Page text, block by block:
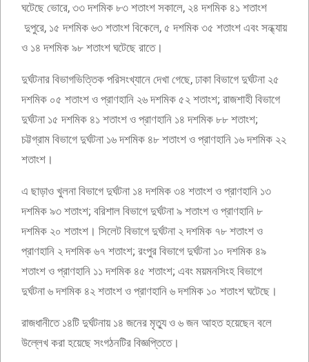
ঘটেছে ভোরে, ৩৩ দশমিক ৮৩ শতাংশ সকালে, ২৪ দশমিক ৪১ শতাংশ
দুপুরে, ১৫ দশমিক ৬৩ শতাংশ বিকেলে, ৫ দশমিক ৩৫ শতাংশ এবং সন্ধ্যায়
ও ১৪ দশমিক ৯৮ শতাংশ ঘটেছে রাতে।
দুর্ঘটনার বিভাগভিত্তিক পরিসংখ্যানে দেখা গেছে, ঢাকা বিভাগে দুর্ঘটনা ২৫
দশমিক ০৫ শতাংশ ও প্রাণহানি ২৬ দশমিক ৫২ শতাংশ; রাজশাহী বিভাগে
দুর্ঘটনা ১৫ দশমিক ৪১ শতাংশ ও প্রাণহানি ১৪ দশমিক ৮৮ শতাংশ;
চট্টগ্রাম বিভাগে দুর্ঘটনা ১৬ দশমিক ৪৮ শতাংশ ও প্রাণহানি ১৬ দশমিক ২২
শতাংশ।
এ ছাড়াও খুলনা বিভাগে দুর্ঘটনা ১৪ দশমিক ৩৪ শতাংশ ও প্রাণহানি ১৩
দশমিক ৯৩ শতাংশ; বরিশাল বিভাগে দুর্ঘটনা ৯ শতাংশ ও প্রাণহানি ৮
দশমিক ২০ শতাংশ। সিলেট বিভাগে দুর্ঘটনা ২ দশমিক ৭৮ শতাংশ ও
প্রাণহানি ২ দশমিক ৬৭ শতাংশ; রংপুর বিভাগে দুর্ঘটনা ১০ দশমিক ৪৯
শতাংশ ও প্রাণহানি ১১ দশমিক ৪৫ শতাংশ; এবং ময়মনসিংহ বিভাগে
দুর্ঘটনা ৬ দশমিক ৪২ শতাংশ ও প্রাণহানি ৬ দশমিক ১০ শতাংশ ঘটেছে।
রাজধানীতে ১৪টি দুর্ঘটনায় ১৪ জনের মৃত্যু ও ৬ জন আহত হয়েছেন বলে
উল্লেখ করা হয়েছে সংগঠনটির বিজ্ঞপ্তিতে।